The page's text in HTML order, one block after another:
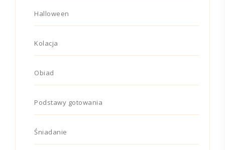
Halloween
Kolacja
Obiad
Podstawy gotowania
Śniadanie